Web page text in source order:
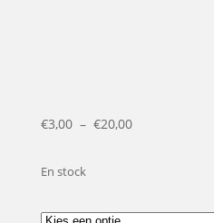
€3,00 – €20,00Plage
En stock